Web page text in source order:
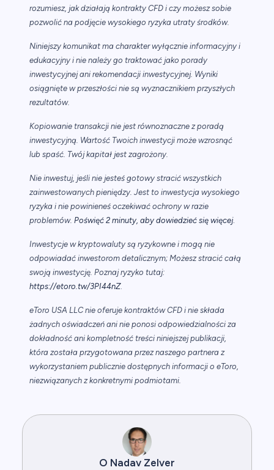
rozumiesz, jak działają kontrakty CFD i czy możesz sobie
pozwolić na podjęcie wysokiego ryzyka utraty środków.
Niniejszy komunikat ma charakter wyłącznie informacyjny i
edukacyjny i nie należy go traktować jako porady
inwestycyjnej ani rekomendacji inwestycyjnej. Wyniki
osiągnięte w przeszłości nie są wyznacznikiem przyszłych
rezultatów.
Kopiowanie transakcji nie jest równoznaczne z poradą
inwestycyjną. Wartość Twoich inwestycji może wzrosnąć
lub spaść. Twój kapitał jest zagrożony.
Nie inwestuj, jeśli nie jesteś gotowy stracić wszystkich
zainwestowanych pieniędzy. Jest to inwestycja wysokiego
ryzyka i nie powinieneś oczekiwać ochrony w razie
problemów. Poświęć 2 minuty, aby dowiedzieć się więcej.
Inwestycje w kryptowaluty są ryzykowne i mogą nie
odpowiadać inwestorom detalicznym; Możesz stracić całą
swoją inwestycję. Poznaj ryzyko tutaj:
https://etoro.tw/3PI44nZ.
eToro USA LLC nie oferuje kontraktów CFD i nie składa
żadnych oświadczeń ani nie ponosi odpowiedzialności za
dokładność ani kompletność treści niniejszej publikacji,
która została przygotowana przez naszego partnera z
wykorzystaniem publicznie dostępnych informacji o eToro,
niezwiązanych z konkretnymi podmiotami.
O Nadav Zelver